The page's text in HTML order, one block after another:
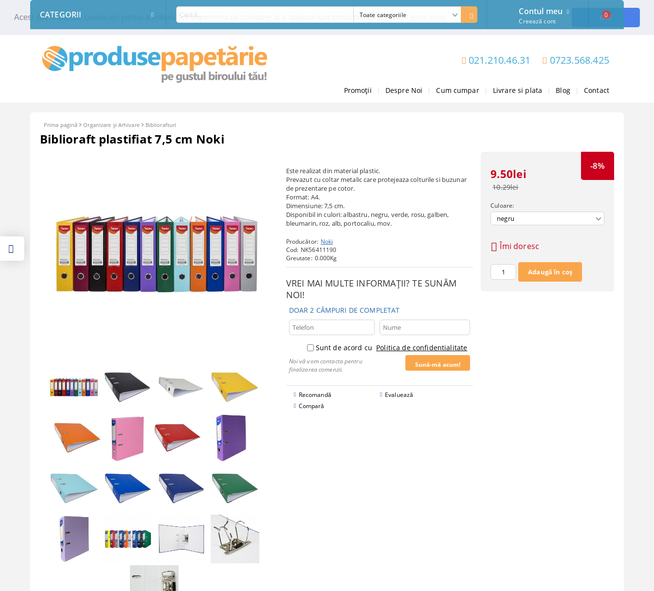
Acest site foloseste cookie-uri pentru a imbunatati experienta de navigare si a asigura functionalitati aditionale. OK!
021.210.46.31 0723.568.425
Promoții Despre Noi Cum cumpar Livrare si plata Blog Contact
CATEGORII Contul meu
Creează cont
0
Prima pagină Organizare şi Arhivare Bibliorafturi
Biblioraft plastifiat 7,5 cm Noki
Este realizat din material plastic.
Prevazut cu coltar metalic care protejeaza colturile si buzunar
de prezentare pe cotor.
Format: A4.
Dimensiune: 7,5 cm.
Disponibil in culori: albastru, negru, verde, rosu, galben,
bleumarin, roz, alb, portocaliu, mov.
Producător: Noki
Cod: NK56411190
Greutate: 0.000Kg
VREI MAI MULTE INFORMAȚII? TE SUNĂM
NOI!
DOAR 2 CÂMPURI DE COMPLETAT
Sunt de acord cu Politica de confidentialitate
Noi vă vom contacta pentru
finalizarea comenzii.
Recomandă
Evaluează
Compară
-8%
9.50lei
10.29lei
Culoare:
Îmi doresc